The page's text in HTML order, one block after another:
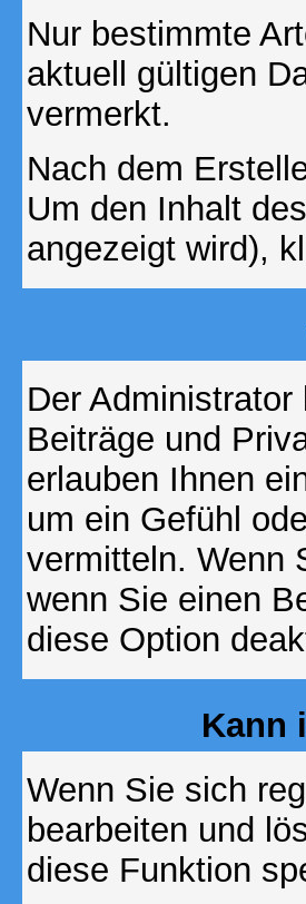
Nur bestimmte
aktuell gültigen
vermerkt.
Nach dem
Um den Inhalt
angezeigt wird),
Der
Beiträge und
erlauben Ihnen
um ein Gefühl
vermitteln. Wenn
wenn Sie einen
diese Option
Kann
Wenn Sie sich
bearbeiten und
diese Funktion